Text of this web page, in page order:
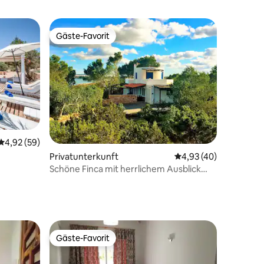
Bewertungen Bewertung: 4,92 von 5, 59 Bewertungen
4,92 (59)
Gäste-Favorit
Gäste-Favorit
Privatunterkunft Durchschnittliche
4,93 (40)
Schöne Finca mit herrlichem Ausblick
Gäste-Favorit
Gäste-Favorit